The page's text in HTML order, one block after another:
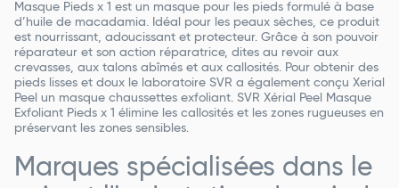
Masque Pieds x 1 est un masque pour les pieds formulé à base
d’huile de macadamia. Idéal pour les peaux sèches, ce produit
est nourrissant, adoucissant et protecteur. Grâce à son pouvoir
réparateur et son action réparatrice, dites au revoir aux
crevasses, aux talons abîmés et aux callosités. Pour obtenir des
pieds lisses et doux le laboratoire SVR a également conçu Xerial
Peel un masque chaussettes exfoliant. SVR Xérial Peel Masque
Exfoliant Pieds x 1 élimine les callosités et les zones rugueuses en
préservant les zones sensibles.
Marques spécialisées dans le